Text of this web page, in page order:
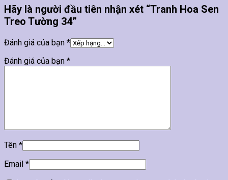
Hãy là người đầu tiên nhận xét “Tranh Hoa Sen
Treo Tường 34”
Đánh giá của bạn *
Đánh giá của bạn *
Tên *
Email *